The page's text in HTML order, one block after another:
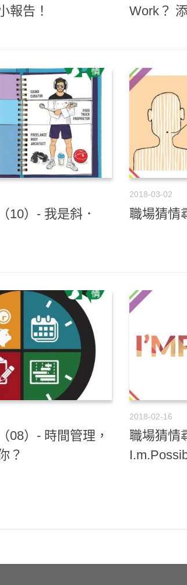
告！
Work？
10）- 我是斜．
2018-03-02
職場猜情
08）- 時間管理，
？
2018-02-16
職場猜情